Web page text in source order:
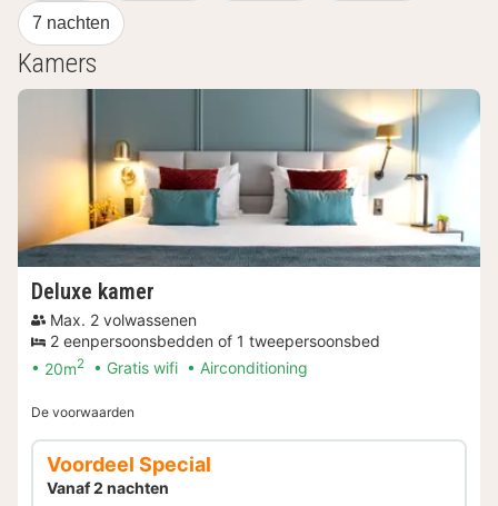
7 nachten
Kamers
Deluxe kamer
Max. 2 volwassenen
2 eenpersoonsbedden of 1 tweepersoonsbed
20m2 Gratis wifi Airconditioning
De voorwaarden
Voordeel Special
Vanaf 2 nachten